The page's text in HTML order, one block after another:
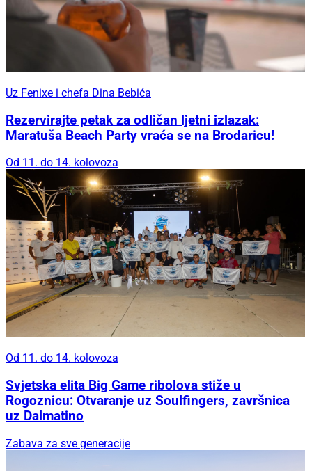
Uz Fenixe i chefa Dina Bebića
Rezervirajte petak za odličan ljetni izlazak:
Maratuša Beach Party vraća se na Brodaricu!
Od 11. do 14. kolovoza
Od 11. do 14. kolovoza
Svjetska elita Big Game ribolova stiže u
Rogoznicu: Otvaranje uz Soulfingers, završnica
uz Dalmatino
Zabava za sve generacije